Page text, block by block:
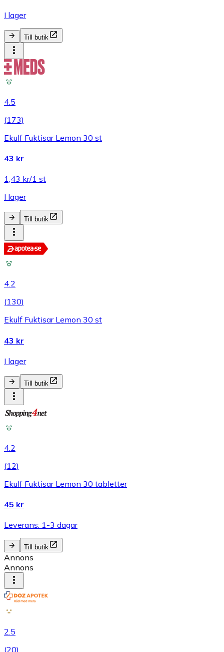
I lager
Till butik
4.5
(173)
Ekulf Fuktisar Lemon 30 st
43 kr
1,43 kr/1 st
I lager
Till butik
4.2
(130)
Ekulf Fuktisar Lemon 30 st
43 kr
I lager
Till butik
4.2
(12)
Ekulf Fuktisar Lemon 30 tabletter
45 kr
Leverans: 1-3 dagar
Till butik
Annons
Annons
2.5
(20)